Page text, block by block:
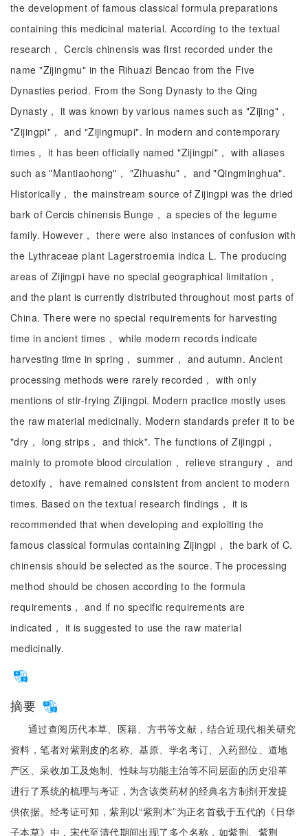
the development of famous classical formula preparations
containing this medicinal material. According to the textual
research， Cercis chinensis was first recorded under the
name "Zijingmu" in the Rihuazi Bencao from the Five
Dynasties period. From the Song Dynasty to the Qing
Dynasty， it was known by various names such as "Zijing"，
"Zijingpi"， and "Zijingmupi". In modern and contemporary
times， it has been officially named "Zijingpi"， with aliases
such as "Mantiaohong"， "Zihuashu"， and "Qingminghua".
Historically， the mainstream source of Zijingpi was the dried
bark of Cercis chinensis Bunge， a species of the legume
family. However， there were also instances of confusion with
the Lythraceae plant Lagerstroemia indica L. The producing
areas of Zijingpi have no special geographical limitation，
and the plant is currently distributed throughout most parts of
China. There were no special requirements for harvesting
time in ancient times， while modern records indicate
harvesting time in spring， summer， and autumn. Ancient
processing methods were rarely recorded， with only
mentions of stir-frying Zijingpi. Modern practice mostly uses
the raw material medicinally. Modern standards prefer it to be
"dry， long strips， and thick". The functions of Zijingpi，
mainly to promote blood circulation， relieve strangury， and
detoxify， have remained consistent from ancient to modern
times. Based on the textual research findings， it is
recommended that when developing and exploiting the
famous classical formulas containing Zijingpi， the bark of C.
chinensis should be selected as the source. The processing
method should be chosen according to the formula
requirements， and if no specific requirements are
indicated， it is suggested to use the raw material
medicinally.
摘要
通过查阅历代本草、医籍、方书等文献，结合近现代相关研究
资料，笔者对紫荆皮的名称、基原、学名考订、入药部位、道地
产区、采收加工及炮制、性味与功能主治等不同层面的历史沿革
进行了系统的梳理与考证，为含该类药材的经典名方制剂开发提
供依据。经考证可知，紫荆以“紫荆木”为正名首载于五代的《日华
子本草》中，宋代至清代期间出现了多个名称，如紫荆、紫荆